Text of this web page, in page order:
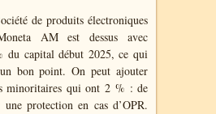
de produits électroniques
oneta AM est dessus avec
du capital début 2025, ce qui
bon point. On peut ajouter
minoritaires qui ont 2 % : de
une protection en cas d’OPR.